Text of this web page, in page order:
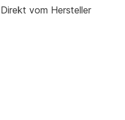
Direkt vom Hersteller